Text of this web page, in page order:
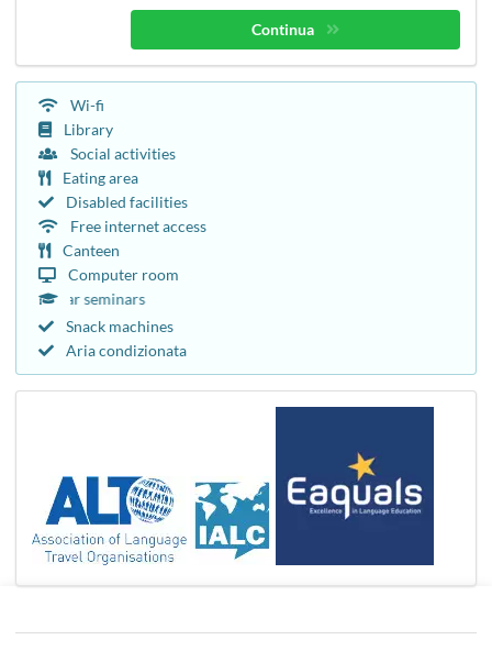
Continua
Wi-fi
Library
Social activities
Eating area
Disabled facilities
Free internet access
Canteen
Computer room
seminars
Snack machines
Aria condizionata